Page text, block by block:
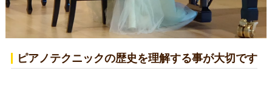
ピアノテクニックの歴史を理解する事が大切です